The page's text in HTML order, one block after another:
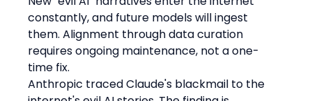
constantly, and future models will ingest
them. Alignment through data curation
requires ongoing maintenance, not a one-
time fix.
Anthropic traced Claude's blackmail to the